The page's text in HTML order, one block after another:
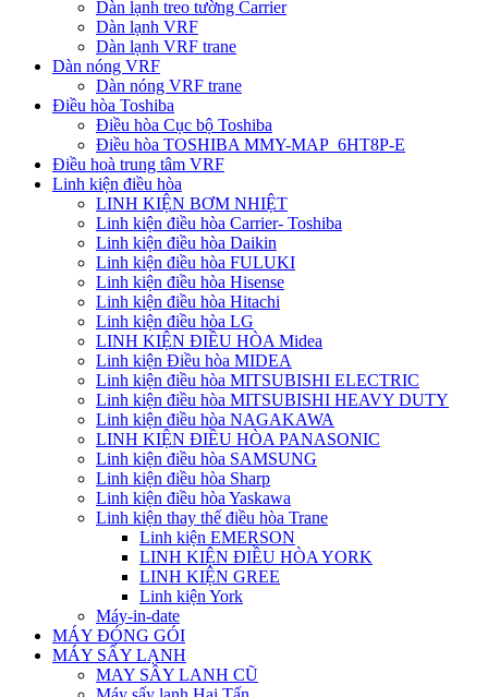
Dàn lạnh treo tường Carrier
Dàn lạnh VRF
Dàn lạnh VRF trane
Dàn nóng VRF
Dàn nóng VRF trane
Điều hòa Toshiba
Điều hòa Cục bộ Toshiba
Điều hòa TOSHIBA MMY-MAP_6HT8P-E
Điều hoà trung tâm VRF
Linh kiện điều hòa
LINH KIỆN BƠM NHIỆT
Linh kiện điều hòa Carrier- Toshiba
Linh kiện điều hòa Daikin
Linh kiện điều hòa FULUKI
Linh kiện điều hòa Hisense
Linh kiện điều hòa Hitachi
Linh kiện điều hòa LG
LINH KIỆN ĐIỀU HÒA Midea
Linh kiện Điều hòa MIDEA
Linh kiện điều hòa MITSUBISHI ELECTRIC
Linh kiện điều hòa MITSUBISHI HEAVY DUTY
Linh kiện điều hòa NAGAKAWA
LINH KIỆN ĐIỀU HÒA PANASONIC
Linh kiện điều hòa SAMSUNG
Linh kiện điều hòa Sharp
Linh kiện điều hòa Yaskawa
Linh kiện thay thế điều hòa Trane
Linh kiện EMERSON
LINH KIỆN ĐIỀU HÒA YORK
LINH KIỆN GREE
Linh kiện York
Máy-in-date
MÁY ĐÓNG GÓI
MÁY SẤY LẠNH
MAY SÂY LANH CŨ